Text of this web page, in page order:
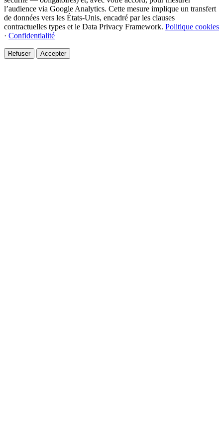
l’audience via Google Analytics. Cette mesure implique un transfert
de données vers les États-Unis, encadré par les clauses
contractuelles types et le Data Privacy Framework. Politique cookies
· Confidentialité
Refuser Accepter